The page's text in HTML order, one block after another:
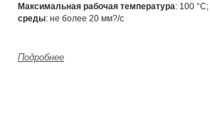
Максимальная рабочая температура: 100 °С;
среды: не более 20 мм?/с
Подробнее